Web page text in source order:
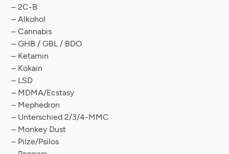
– 2C-B
– Alkohol
– Cannabis
– GHB / GBL / BDO
– Ketamin
– Kokain
– LSD
– MDMA/Ecstasy
– Mephedron
– Unterschied 2/3/4-MMC
– Monkey Dust
– Pilze/Psilos